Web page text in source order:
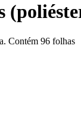
Contém 96 folhas